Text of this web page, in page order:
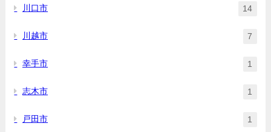
川口市 14
川越市 7
幸手市 1
志木市 1
戸田市 1